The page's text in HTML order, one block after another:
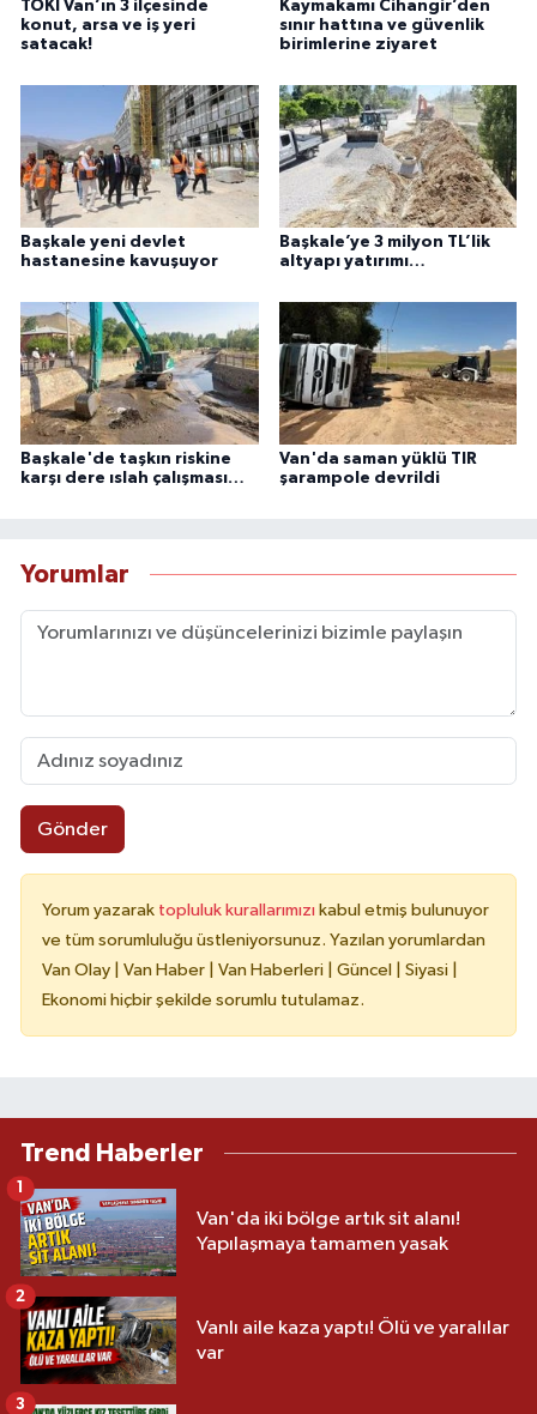
TOKİ Van’ın 3 ilçesinde
konut, arsa ve iş yeri
satacak!
Kaymakamı Cihangir’den
sınır hattına ve güvenlik
birimlerine ziyaret
Başkale yeni devlet
hastanesine kavuşuyor
Başkale’ye 3 milyon TL’lik
altyapı yatırımı…
Başkale'de taşkın riskine
karşı dere ıslah çalışması…
Van'da saman yüklü TIR
şarampole devrildi
Yorumlar
Gönder
Yorum yazarak topluluk kurallarımızı kabul etmiş bulunuyor
ve tüm sorumluluğu üstleniyorsunuz. Yazılan yorumlardan
Van Olay | Van Haber | Van Haberleri | Güncel | Siyasi |
Ekonomi hiçbir şekilde sorumlu tutulamaz.
Trend Haberler
Van'da iki bölge artık sit alanı!
Yapılaşmaya tamamen yasak
1
Vanlı aile kaza yaptı! Ölü ve yaralılar
var
2
3